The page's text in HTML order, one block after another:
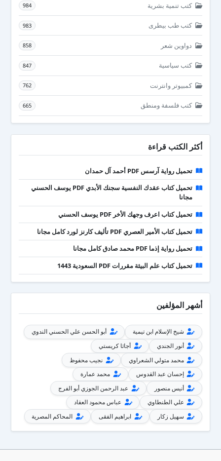
كتب تنمية بشرية 984
كتب طب بيطرى 983
دواوين شعر 858
كتب سياسية 847
كمبيوتر وانترنت 762
كتب فلسفة ومنطق 665
أكثر الكتب قراءة
تحميل رواية آرسس PDF أحمد آل حمدان
تحميل كتاب عقدك النفسية سجنك الأبدي PDF يوسف الحسني
مجانا
تحميل كتاب اعرف وجهك الأخر PDF يوسف الحسني
تحميل كتاب الأمير العصري PDF تأليف كارنز لورد كامل مجانا
تحميل رواية إذما PDF محمد صادق كامل مجانا
تحميل كتاب علم البيئة مقررات PDF السعودية 1443
أشهر المؤلفين
شيخ الإسلام ابن تيمية
أبو الحسن علي الحسني الندوي
أنور الجندي
أجاثا كريستي
محمد متولي الشعراوي
نجيب محفوظ
إحسان عبد القدوس
محمد عمارة
أنيس منصور
عبد الرحمن الجوزي أبو الفرج
علي الطنطاوي
عباس محمود العقاد
سهيل زكار
ابراهيم الفقى المحاكم المصرية